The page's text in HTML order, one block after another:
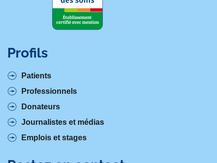
Profils
Patients
Professionnels
Donateurs
Journalistes et médias
Emplois et stages